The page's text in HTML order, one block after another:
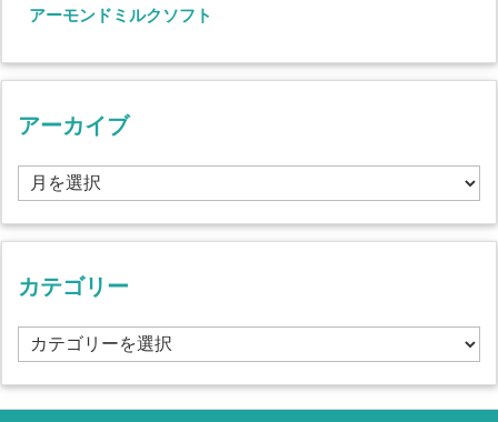
アーモンドミルクソフト
アーカイブ
ア
ー
カ
イ
カテゴリー
カ
テ
ゴ
リ